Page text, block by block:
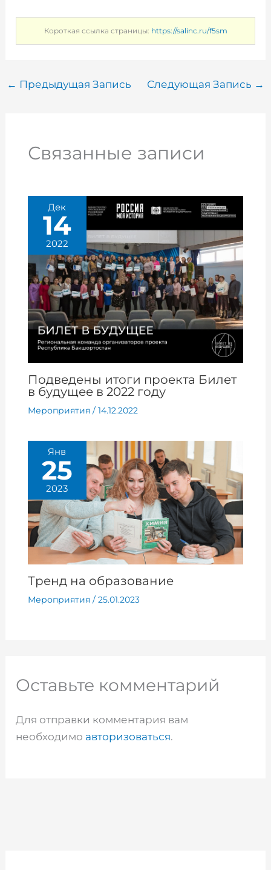
Короткая ссылка страницы: https://salinc.ru/f5sm
← Предыдущая Запись Следующая Запись →
Связанные записи
Дек
14
2022
Подведены итоги проекта Билет
в будущее в 2022 году
Мероприятия / 14.12.2022
Янв
25
2023
Тренд на образование
Мероприятия / 25.01.2023
Оставьте комментарий
Для отправки комментария вам
необходимо авторизоваться.